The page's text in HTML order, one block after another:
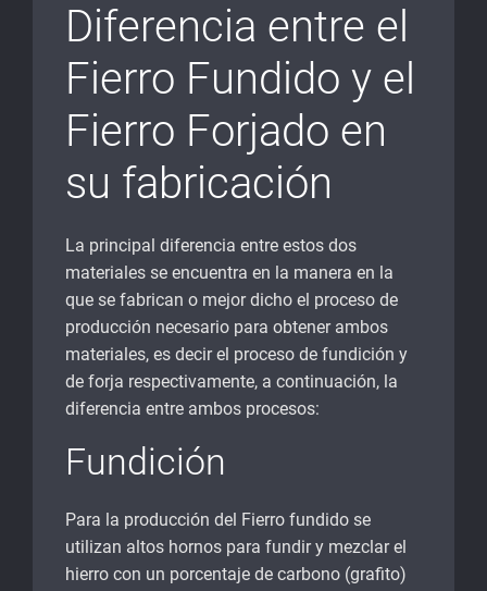
Diferencia entre el
Fierro Fundido y el
Fierro Forjado en
su fabricación
La principal diferencia entre estos dos
materiales se encuentra en la manera en la
que se fabrican o mejor dicho el proceso de
producción necesario para obtener ambos
materiales, es decir el proceso de fundición y
de forja respectivamente, a continuación, la
diferencia entre ambos procesos:
Fundición
Para la producción del Fierro fundido se
utilizan altos hornos para fundir y mezclar el
hierro con un porcentaje de carbono (grafito)